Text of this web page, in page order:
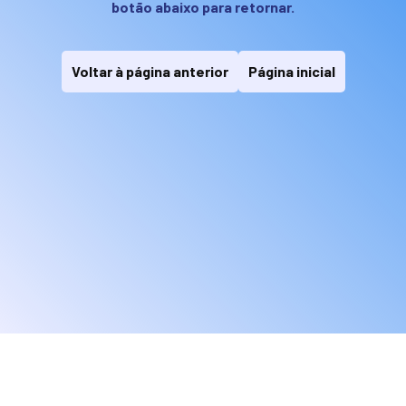
botão abaixo para retornar.
Voltar à página anterior Página inicial